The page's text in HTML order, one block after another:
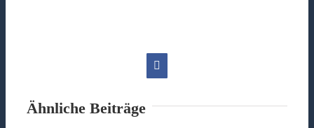
Facebook
Ähnliche Beiträge